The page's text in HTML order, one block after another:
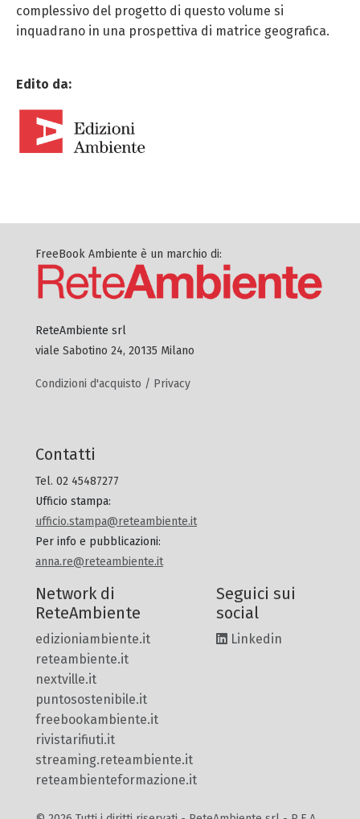
complessivo del progetto di questo volume si
inquadrano in una prospettiva di matrice geografica.
Edito da:
FreeBook Ambiente è un marchio di:
ReteAmbiente srl
viale Sabotino 24, 20135 Milano
Condizioni d'acquisto / Privacy
Contatti
Tel. 02 45487277
Ufficio stampa:
ufficio.stampa@reteambiente.it
Per info e pubblicazioni:
anna.re@reteambiente.it
Network di
ReteAmbiente
edizioniambiente.it
reteambiente.it
nextville.it
puntosostenibile.it
freebookambiente.it
rivistarifiuti.it
streaming.reteambiente.it
reteambienteformazione.it
Seguici sui
social
Linkedin